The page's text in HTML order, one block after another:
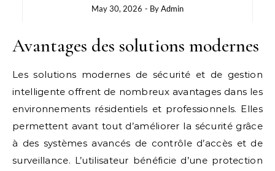
May 30, 2026 - ByAdmin
Avantages des solutions modernes
Les solutions modernes de sécurité et de gestion
intelligente offrent de nombreux avantages dans les
environnements résidentiels et professionnels. Elles
permettent avant tout d’améliorer la sécurité grâce
à des systèmes avancés de contrôle d’accès et de
surveillance. L’utilisateur bénéficie d’une protection